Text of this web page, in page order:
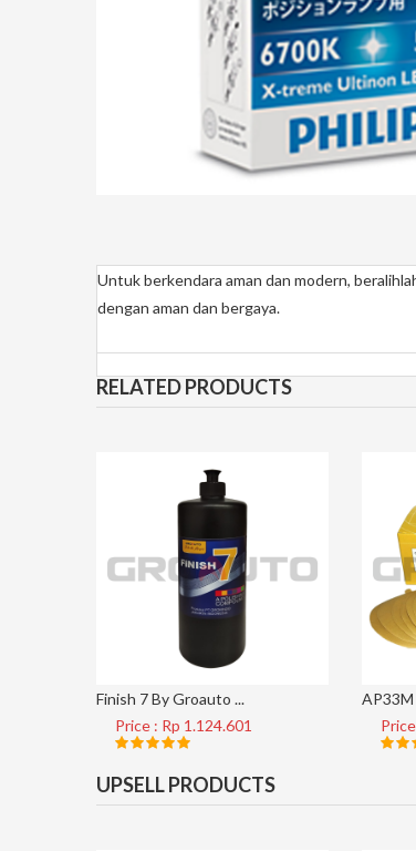
Untuk berkendara aman dan modern,
dengan aman dan bergaya.
RELATED PRODUCTS
Finish 7 By Groauto ...
Price : Rp 1.124.601
AP33M
UPSELL PRODUCTS